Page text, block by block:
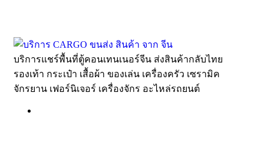
บริการแชร์พื้นที่ตู้คอนเทนเนอร์จีน ส่งสินค้ากลับไทย
รองเท้า กระเป๋า เสื้อผ้า ของเล่น เครื่องครัว เซรามิค
จักรยาน เฟอร์นิเจอร์ เครื่องจักร อะไหล่รถยนต์